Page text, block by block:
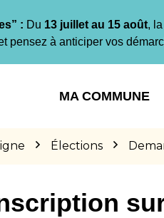
: Du 13 juillet au 15 août,
pensez à anticiper vos
MA COMMUNE
Élections